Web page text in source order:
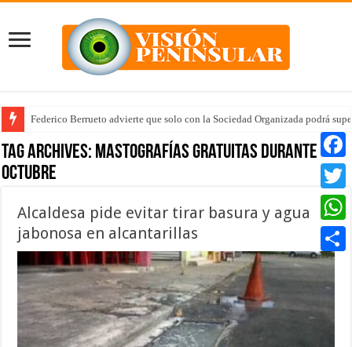
Federico Berrueto advierte que solo con la Sociedad Organizada podrá
Tag Archives: Mastografías gratuitas durante
octubre
Alcaldesa pide evitar tirar basura y agua
jabonosa en alcantarillas
Twitter